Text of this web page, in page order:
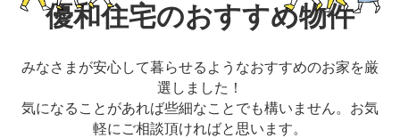
優和住宅のおすすめ物件
みなさまが安心して暮らせるようなおすすめのお家を厳
選しました！
気になることがあれば些細なことでも構いません。お気
軽にご相談頂ければと思います。